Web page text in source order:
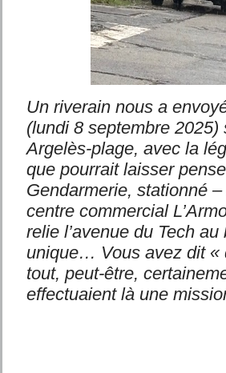
Un riverain nous a
(lundi 8 septembre
Argelès-plage, avec la
que pourrait laisser
Gendarmerie, stationné
centre commercial
relie l’avenue du Tech
unique… Vous avez dit «
tout, peut-être,
effectuaient là une